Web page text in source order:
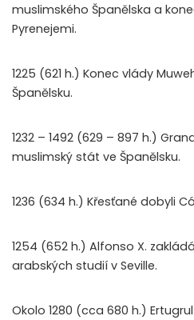
muslimského Španělska a
Pyrenejemi.
1225 (621 h.) Konec vlády
Španělsku.
1232 – 1492 (629 – 897 h.)
muslimský stát ve Španělsku.
1236 (634 h.) Křesťané dobyli
1254 (652 h.) Alfonso X.
arabských studií v Seville.
Okolo 1280 (cca 680 h.)